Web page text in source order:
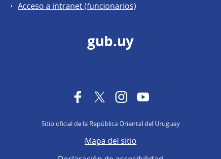
Acceso a intranet (funcionarios)
gub.uy
FacebookTwitterInstagramYouTube
Sitio oficial de la República Oriental del Uruguay
Mapa del sitio